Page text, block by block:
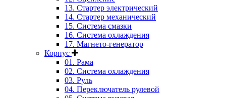
13. Стартер электрический
14. Стартер механический
15. Система смазки
16. Система охлаждения
17. Магнето-генератор
Корпус
01. Рама
02. Система охлаждения
03. Руль
04. Переключатель рулевой